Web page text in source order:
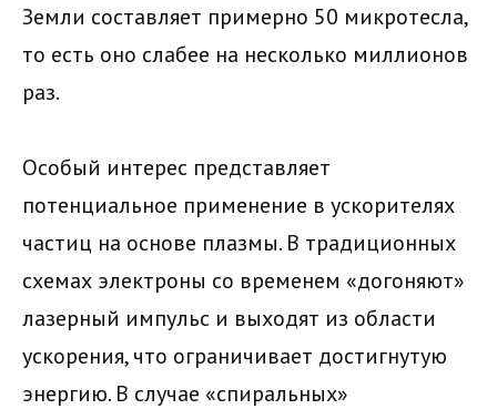
Земли составляет примерно 50 микротесла,
то есть оно слабее на несколько миллионов
раз.
Особый интерес представляет
потенциальное применение в ускорителях
частиц на основе плазмы. В традиционных
схемах электроны со временем «догоняют»
лазерный импульс и выходят из области
ускорения, что ограничивает достигнутую
энергию. В случае «спиральных»